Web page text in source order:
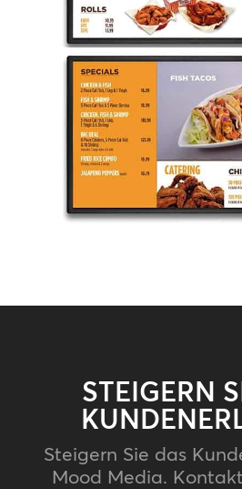
STEIGERN
Steigern Sie das
Mood Media.